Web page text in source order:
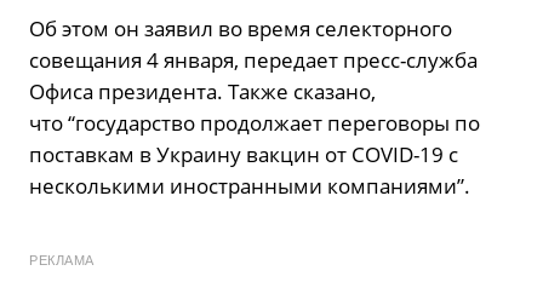
Об этом он заявил во время селекторного
совещания 4 января, передает пресс-служба
Офиса президента. Также сказано,
что “государство продолжает переговоры по
поставкам в Украину вакцин от COVID-19 с
несколькими иностранными компаниями”.
РЕКЛАМА